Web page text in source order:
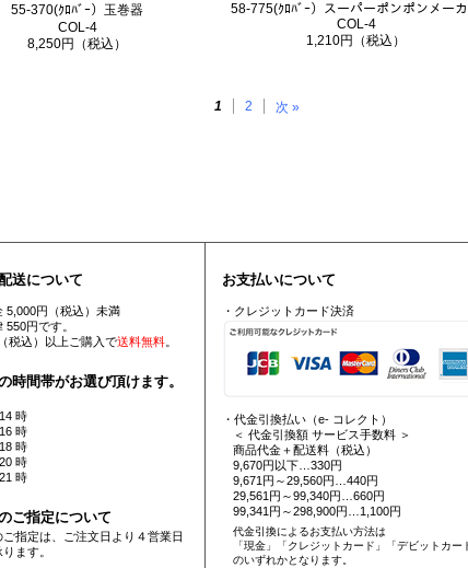
55-370(ｸﾛﾊﾞｰ）玉巻器
COL-4
8,250円（税込）
58-775(ｸﾛﾊﾞｰ）スーパーポンポンメー
COL-4
1,210円（税込）
1 2 次 »
送について
5,000円（税込）未満
550円です。
税込）以上ご購入で送料無料。
時間帯がお選び頂けます。
時
時
時
時
時
ご指定について
ご指定は、ご注文日より４営業日
ます。
お支払いについて
・クレジットカード決済
・代金引換払い（e- コレクト）
＜ 代金引換額 サービス手数料 ＞
商品代金＋配送料（税込）
9,670円以下…330円
9,671円～29,560円…440円
29,561円～99,340円…660円
99,341円～298,900円…1,100円
代金引換によるお支払い方法は
「現金」「クレジットカード」「デビットカー
のいずれかとなります。